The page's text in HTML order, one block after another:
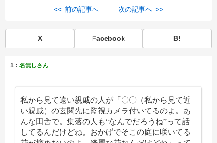
<< 前の記事へ 次の記事へ >>
X Facebook B!
1：名無しさん
私から見て遠い親戚の人が「〇〇（私から見て近
い親戚）の玄関先に監視カメラ付いてるのよ。あ
んな田舎で。集落の人も“なんでだろうね”って話
してるんだけどね。おかげでそこの庭に咲いてる